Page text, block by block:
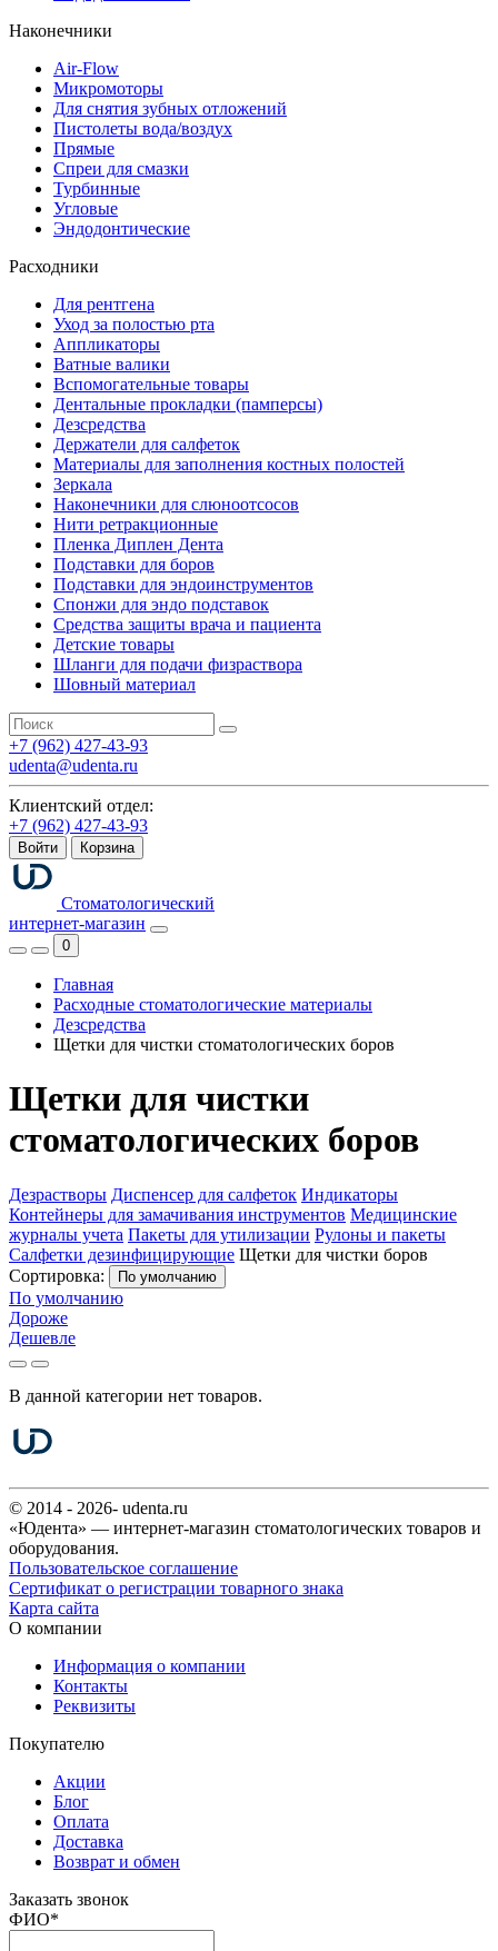
Наконечники
Air-Flow
Микромоторы
Для снятия зубных отложений
Пистолеты вода/воздух
Прямые
Спреи для смазки
Турбинные
Угловые
Эндодонтические
Расходники
Для рентгена
Уход за полостью рта
Аппликаторы
Ватные валики
Вспомогательные товары
Дентальные прокладки (памперсы)
Дезсредства
Держатели для салфеток
Материалы для заполнения костных полостей
Зеркала
Наконечники для слюноотсосов
Нити ретракционные
Пленка Диплен Дента
Подставки для боров
Подставки для эндоинструментов
Спонжи для эндо подставок
Средства защиты врача и пациента
Детские товары
Шланги для подачи физраствора
Шовный материал
+7 (962) 427-43-93
udenta@udenta.ru
Клиентский отдел:
+7 (962) 427-43-93
Войти Корзина
Стоматологический
интернет-магазин
0
Главная
Расходные стоматологические материалы
Дезсредства
Щетки для чистки стоматологических боров
Щетки для чистки
стоматологических боров
Дезрастворы Диспенсер для салфеток Индикаторы
Контейнеры для замачивания инструментов Медицинские
журналы учета Пакеты для утилизации Рулоны и пакеты
Салфетки дезинфицирующие Щетки для чистки боров
Сортировка:
По умолчанию
По умолчанию
Дороже
Дешевле
В данной категории нет товаров.
© 2014 - 2026- udenta.ru
«Юдента» — интернет-магазин стоматологических товаров и
оборудования.
Пользовательское соглашение
Сертификат о регистрации товарного знака
Карта сайта
О компании
Информация о компании
Контакты
Реквизиты
Покупателю
Акции
Блог
Оплата
Доставка
Возврат и обмен
Заказать звонок
ФИО*